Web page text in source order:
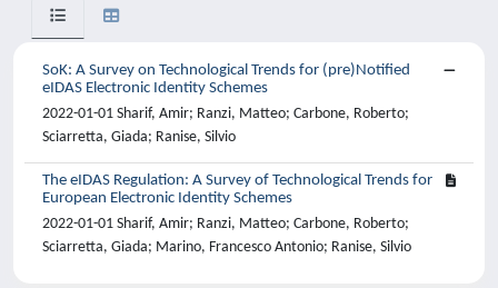
SoK: A Survey on Technological Trends for (pre)Notified
eIDAS Electronic Identity Schemes
2022-01-01 Sharif, Amir; Ranzi, Matteo; Carbone, Roberto;
Sciarretta, Giada; Ranise, Silvio
The eIDAS Regulation: A Survey of Technological Trends for
European Electronic Identity Schemes
2022-01-01 Sharif, Amir; Ranzi, Matteo; Carbone, Roberto;
Sciarretta, Giada; Marino, Francesco Antonio; Ranise, Silvio